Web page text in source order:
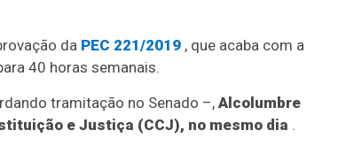
da PEC 221/2019 , que acaba com a
40 horas semanais.
tramitação no Senado –,Alcolumbre
e Justiça (CCJ), no mesmo dia .